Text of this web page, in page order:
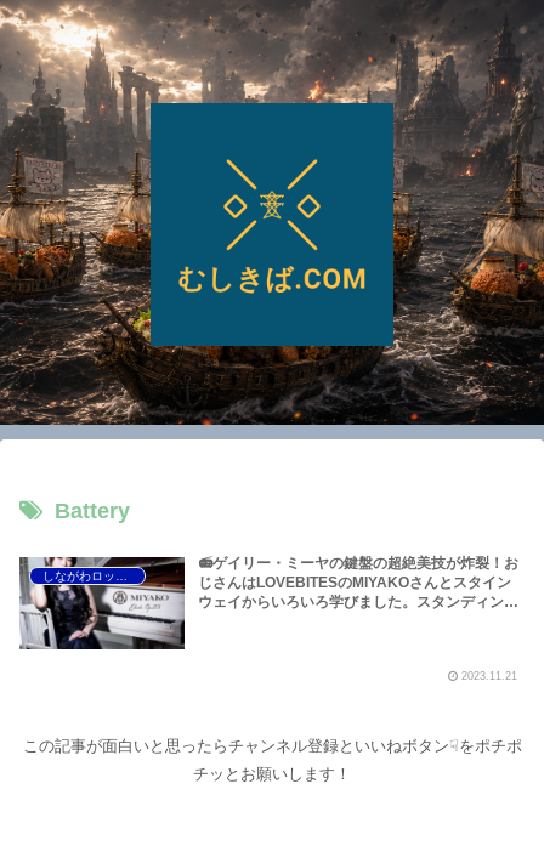
Battery
📻ゲイリー・ミーヤの鍵盤の超絶美技が炸裂！お
じさんはLOVEBITESのMIYAKOさんとスタイン
ウェイからいろいろ学びました。スタンディング
2023.11.21
この記事が面白いと思ったらチャンネル登録といいねボタン☟をポチポ
チッとお願いします！